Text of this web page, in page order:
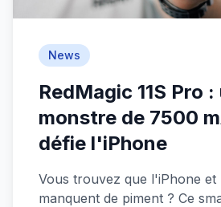
News
RedMagic 11S Pro :
monstre de 7500
défie l'iPhone
Vous trouvez que l'iPhone et
manquent de piment ? Ce